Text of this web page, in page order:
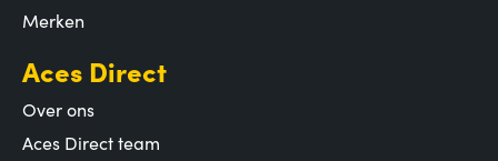
Merken
Aces Direct
Over ons
Aces Direct team